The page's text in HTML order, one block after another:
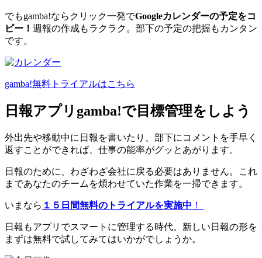
でもgamba!ならクリック一発でGoogleカレンダーの予定をコ
ピー！ 週報の作成もラクラク。部下の予定の把握もカンタン
です。
gamba!無料トライアルはこちら
日報アプリgamba!で目標管理をしよう
外出先や移動中に日報を書いたり、部下にコメントを手早く
返すことができれば、仕事の能率がグッとあがります。
日報のために、わざわざ会社に戻る必要はありません。これ
まであなたのチームを煩わせていた作業を一掃できます。
いまなら １５日間無料のトライアルを実施中 ！
日報もアプリでスマートに管理する時代。新しい日報の形を
まずは無料で試してみてはいかがでしょうか。